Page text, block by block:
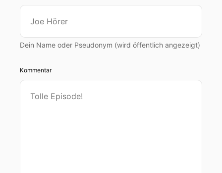
Dein Name oder Pseudonym (wird öffentlich angezeigt)
Kommentar